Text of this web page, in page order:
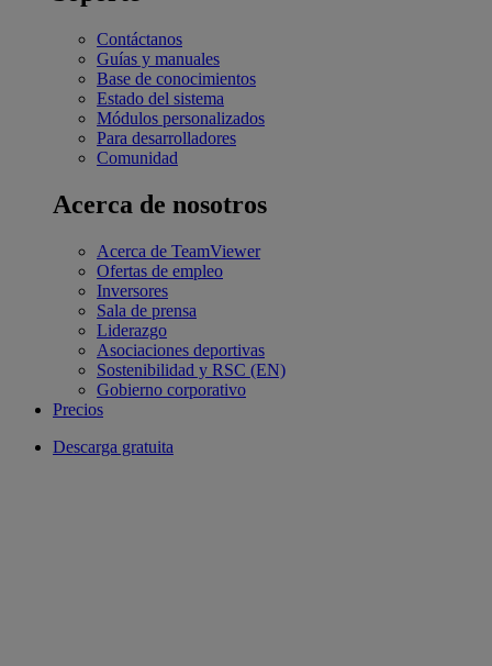
Contáctanos
Guías y manuales
Base de conocimientos
Estado del sistema
Módulos personalizados
Para desarrolladores
Comunidad
Acerca de nosotros
Acerca de TeamViewer
Ofertas de empleo
Inversores
Sala de prensa
Liderazgo
Asociaciones deportivas
Sostenibilidad y RSC (EN)
Gobierno corporativo
Precios
Descarga gratuita